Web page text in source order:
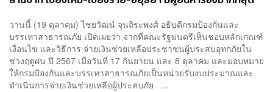
วานนี้ (19 ตุลาคม) ไชยวัฒน์ จุนถิระพงศ์ อธิบดีกรมป้องกันและ
บรรเทาสาธารณภัย เปิดเผยว่า จากที่คณะรัฐมนตรีเห็นชอบหลักเกณฑ์
เงื่อนไข และวิธีการ จ่ายเงินช่วยเหลือประชาชนผู้ประสบอุทกภัยใน
ช่วงฤดูฝน ปี 2567 เมื่อวันที่ 17 กันยายน และ 8 ตุลาคม และมอบหมาย
ให้กรมป้องกันและบรรเทาสาธารณภัยเป็นหน่วยรับงบประมาณและ
ดำเนินการจ่ายเงินช่วยเหลือผู้ประสบภัย ...